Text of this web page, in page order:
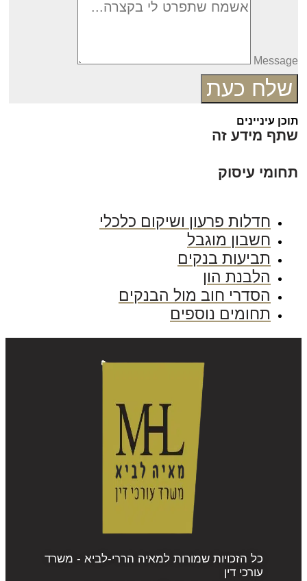
שלח כעת
עיניינים
מידע זה
עיסוק
חדלות פרעון ושיקום כלכלי
חשבון מוגבל
תביעות בנקים
הלבנת הון
הסדרי חוב מול הבנקים
תחומים נוספים
כל הזכויות שמורות למאיה הררי-לביא - משרד
עורכי דין